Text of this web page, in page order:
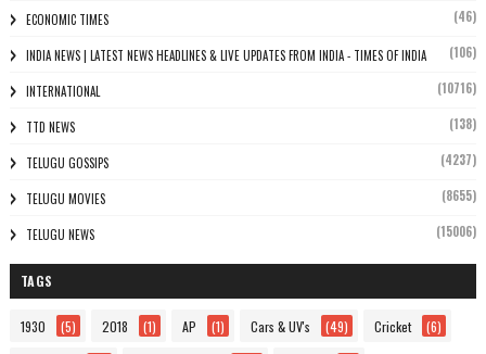
ECONOMIC TIMES (46)
INDIA NEWS | LATEST NEWS HEADLINES & LIVE UPDATES FROM INDIA - TIMES OF INDIA (106)
INTERNATIONAL (10716)
TTD NEWS (138)
TELUGU GOSSIPS (4237)
TELUGU MOVIES (8655)
TELUGU NEWS (15006)
TAGS
1930 (5) 2018 (1) AP (1) Cars & UV's (49) Cricket (6)